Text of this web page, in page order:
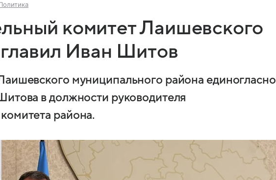
комитет Лаишевского
Иван Шитов
муниципального района единогласно
в должности руководителя
района.